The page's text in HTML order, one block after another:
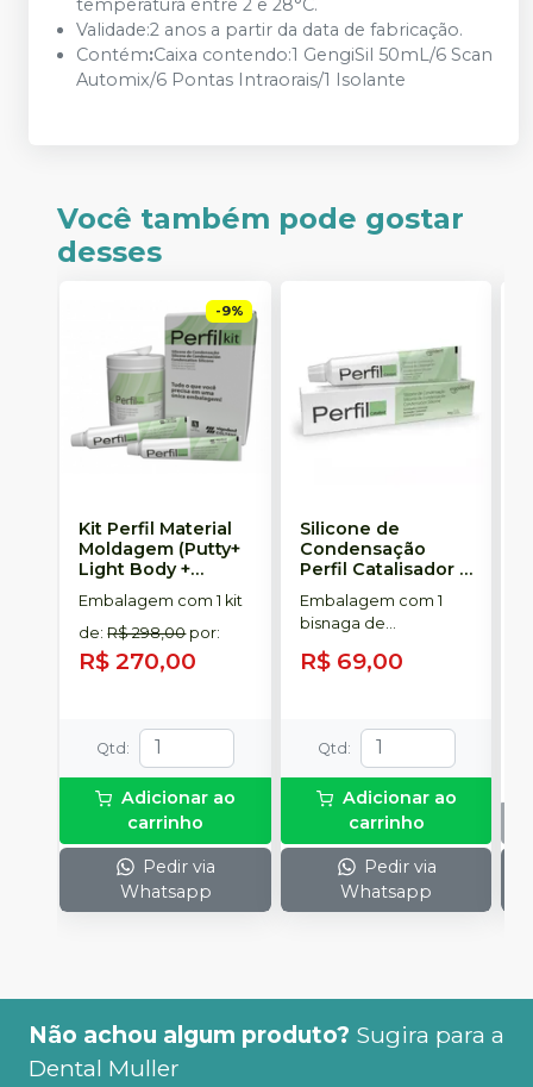
temperatura entre 2 e 28°C.
Validade:2 anos a partir da data de fabricação.
Contém:Caixa contendo:1 GengiSil 50mL/6 Scan
Automix/6 Pontas Intraorais/1 Isolante
Você também pode gostar
desses
-9%
Kit Perfil Material
Moldagem (Putty+
Light Body +
Catalyst)
VIGODENT
Embalagem com 1 kit
de:R$ 298,00 por:
R$ 270,00
Qtd :
Adicionar ao
carrinho
Pedir via
Whatsapp
Silicone de
Condensação
Perfil Catalisador-
VIGODENT
Embalagem com 1
bisnaga de
catalisador com 50g.
R$ 69,00
Qtd :
Adicionar ao
carrinho
Pedir via
Whatsapp
Não achou algum produto? Sugira para a
Dental Muller